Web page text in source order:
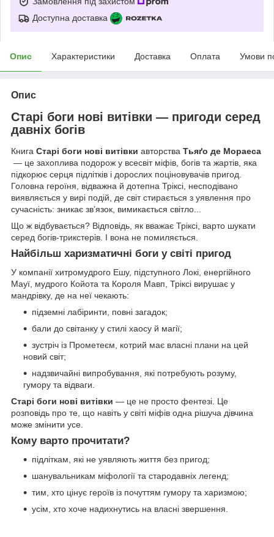
Доступна доставка
Опис Характеристики Доставка Оплата Умови
Опис
Старі боги нові витівки — пригоди серед
давніх богів
Книга Старі боги нові витівки авторства Тьяґо де Мораеса
— це захоплива подорож у всесвіт міфів, богів та жартів, яка
підкорює серця підлітків і дорослих поціновувачів пригод.
Головна героїня, відважна й дотепна Тріксі, несподівано
виявляється у вирі подій, де світ стирається з уявлення про
сучасність: зникає зв’язок, вимикається світло...
Що ж відбувається? Відповідь, як вважає Тріксі, варто шукати
серед богів-трикстерів. І вона не помиляється.
Найбільш харизматичні боги у світі пригод
У компанії хитромудрого Ешу, підступного Локі, енергійного
Мауї, мудрого Койота та Короля Мавп, Тріксі вирушає у
мандрівку, де на неї чекають:
підземні лабіринти, повні загадок;
бали до світанку у стилі хаосу й магії;
зустріч із Прометеєм, котрий має власні плани на цей
новий світ;
надзвичайні випробування, які потребують розуму,
гумору та відваги.
Старі боги нові витівки — це не просто фентезі. Це
розповідь про те, що навіть у світі міфів одна рішуча дівчина
може змінити усе.
Кому варто прочитати?
підліткам, які не уявляють життя без пригод;
шанувальникам міфології та стародавніх легенд;
тим, хто цінує героїв із почуттям гумору та харизмою;
усім, хто хоче надихнутись на власні звершення.